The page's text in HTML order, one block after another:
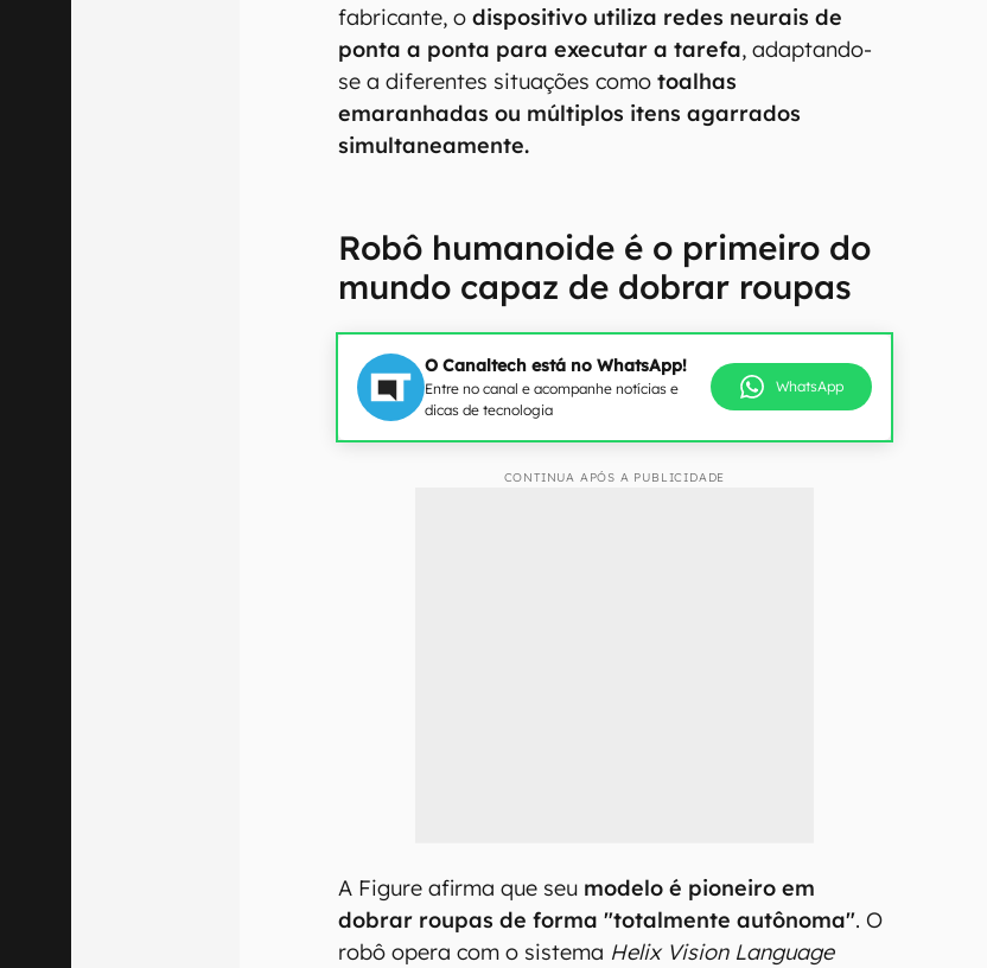
fabricante, odispositivo utiliza redes neurais de
ponta a ponta para executar a tarefa, adaptando-
se a diferentes situações comotoalhas
emaranhadas ou múltiplos itens agarrados
simultaneamente.
Robô humanoide é o primeiro do
mundo capaz de dobrar roupas
O Canaltech está no WhatsApp!
Entre no canal e acompanhe notícias e
dicas de tecnologia
WhatsApp
CONTINUA APÓS A PUBLICIDADE
A Figure afirma que seu modelo é pioneiro em
dobrar roupas de forma "totalmente autônoma". O
robô opera com o sistema Helix Vision Language